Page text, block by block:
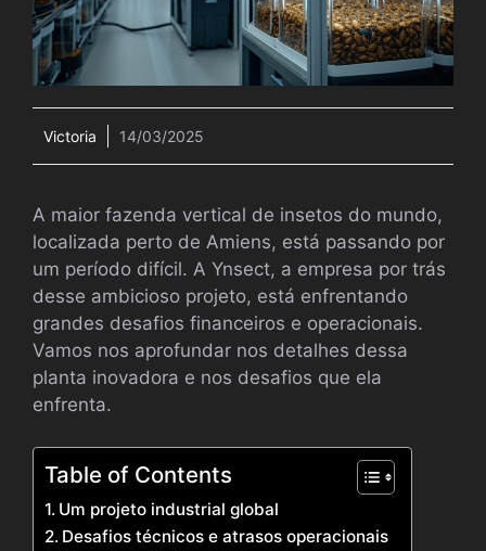
Victoria 14/03/2025
A maior fazenda vertical de insetos do mundo,
localizada perto de Amiens, está passando por
um período difícil. A Ynsect, a empresa por trás
desse ambicioso projeto, está enfrentando
grandes desafios financeiros e operacionais.
Vamos nos aprofundar nos detalhes dessa
planta inovadora e nos desafios que ela
enfrenta.
Table of Contents
Um projeto industrial global
Desafios técnicos e atrasos operacionais